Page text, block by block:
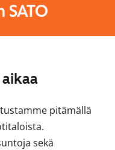
pitämällä
sekä